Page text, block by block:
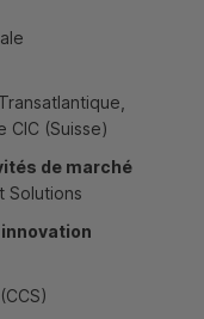
CIC (Suisse)
de marché
Solutions
innovation
(CCS)